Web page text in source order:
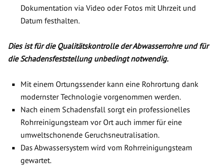
Dokumentation via Video oder Fotos mit Uhrzeit und
Datum festhalten.
Dies ist für die Qualitätskontrolle der Abwasserrohre und für
die Schadensfeststellung unbedingt notwendig.
Mit einem Ortungssender kann eine Rohrortung dank
modernster Technologie vorgenommen werden.
Nach einem Schadensfall sorgt ein professionelles
Rohrreinigungsteam vor Ort auch immer für eine
umweltschonende Geruchsneutralisation.
Das Abwassersystem wird vom Rohrreinigungsteam
gewartet.